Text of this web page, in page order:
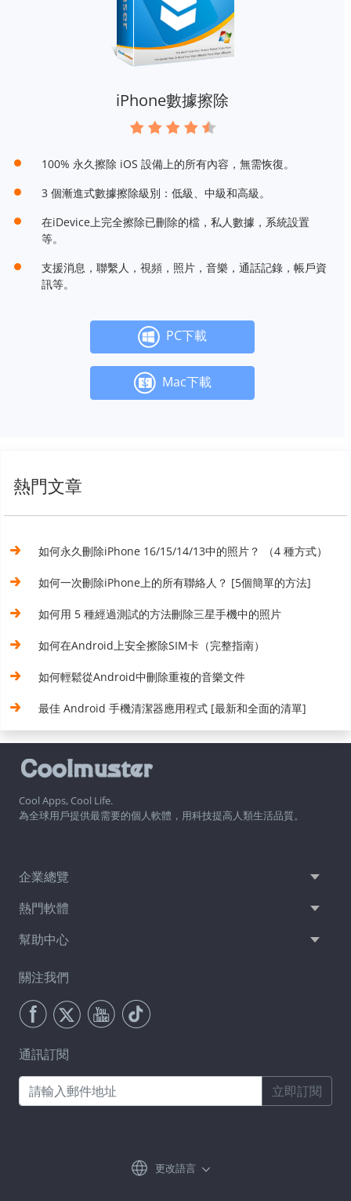
iPhone數據擦除
100% 永久擦除 iOS 設備上的所有內容，無需恢復。
3 個漸進式數據擦除級別：低級、中級和高級。
在iDevice上完全擦除已刪除的檔，私人數據，系統設置
等。
支援消息，聯繫人，視頻，照片，音樂，通話記錄，帳戶資
訊等。
PC下載
Mac下載
熱門文章
如何永久刪除iPhone 16/15/14/13中的照片？ （4 種方式）
如何一次刪除iPhone上的所有聯絡人？ [5個簡單的方法]
如何用 5 種經過測試的方法刪除三星手機中的照片
如何在Android上安全擦除SIM卡（完整指南）
如何輕鬆從Android中刪除重複的音樂文件
最佳 Android 手機清潔器應用程式 [最新和全面的清單]
Cool Apps, Cool Life.
為全球用戶提供最需要的個人軟體，用科技提高人類生活品質。
企業總覽
熱門軟體
幫助中心
關注我們
通訊訂閱
立即訂閱
更改語言